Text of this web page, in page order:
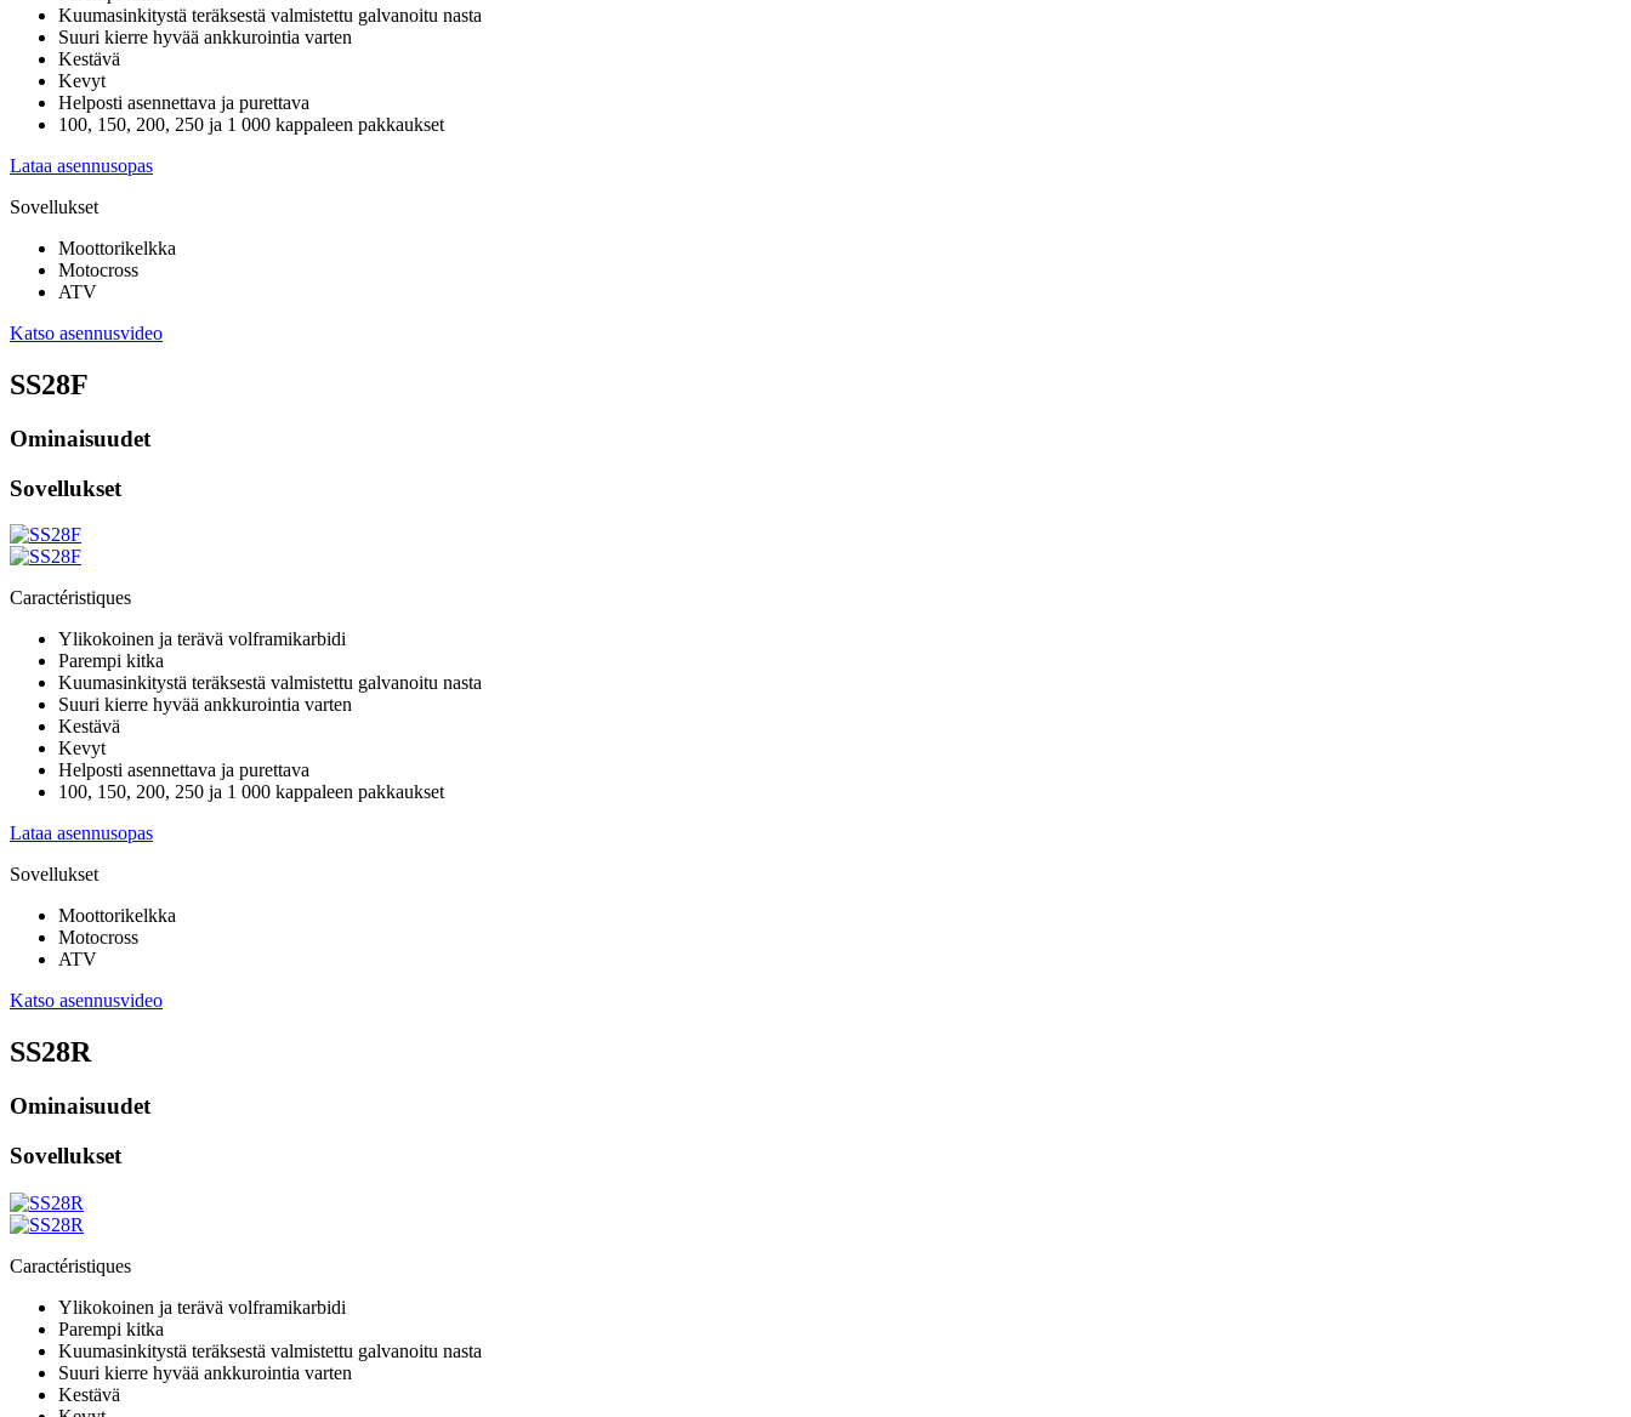
Kuumasinkitystä teräksestä valmistettu galvanoitu nasta
Suuri kierre hyvää ankkurointia varten
Kestävä
Kevyt
Helposti asennettava ja purettava
100, 150, 200, 250 ja 1 000 kappaleen pakkaukset
Lataa asennusopas
Sovellukset
Moottorikelkka
Motocross
ATV
Katso asennusvideo
SS28F
Ominaisuudet
Sovellukset
Caractéristiques
Ylikokoinen ja terävä volframikarbidi
Parempi kitka
Kuumasinkitystä teräksestä valmistettu galvanoitu nasta
Suuri kierre hyvää ankkurointia varten
Kestävä
Kevyt
Helposti asennettava ja purettava
100, 150, 200, 250 ja 1 000 kappaleen pakkaukset
Lataa asennusopas
Sovellukset
Moottorikelkka
Motocross
ATV
Katso asennusvideo
SS28R
Ominaisuudet
Sovellukset
Caractéristiques
Ylikokoinen ja terävä volframikarbidi
Parempi kitka
Kuumasinkitystä teräksestä valmistettu galvanoitu nasta
Suuri kierre hyvää ankkurointia varten
Kestävä